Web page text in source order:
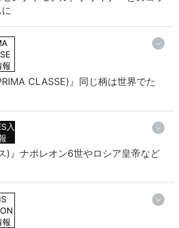
報
CLASSE)』同じ柄は世界でた
入
)』ナポレオン6世やロシア皇帝など
報